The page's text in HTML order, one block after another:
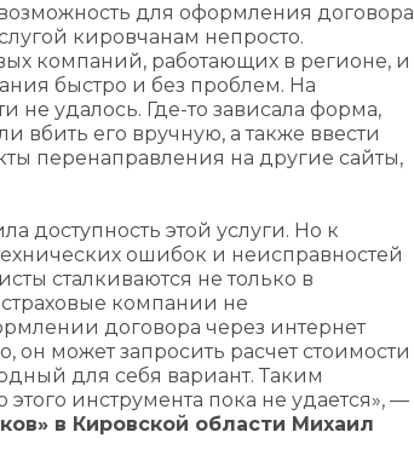
для оформления договора
кировчанам непросто.
компаний, работающих в регионе, и
быстро и без проблем. На
не удалось. Где-то зависала форма,
вбить его вручную, а также ввести
перенаправления на другие сайты,
доступность этой услуги. Но к
ошибок и неисправностей
сталкиваются не только в
компании не
договора через интернет
он может запросить расчет стоимости
для себя вариант. Таким
инструмента пока не удается», —
в Кировской области Михаил